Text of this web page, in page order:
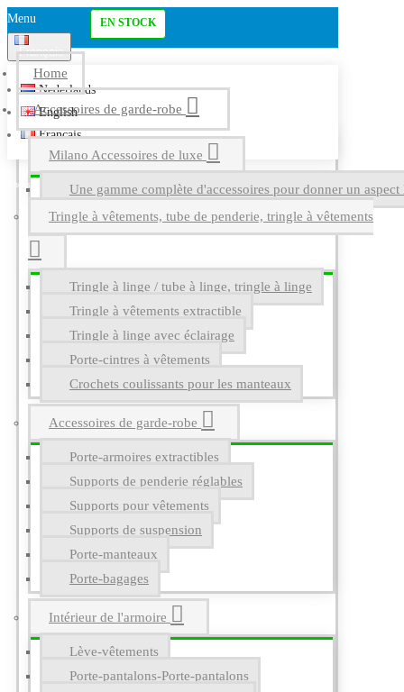
Menu
Français
Nederlands
English
Français
Home
Accessoires de garde-robe
Milano Accessoires de luxe
Une gamme complète d'accessoires pour donner un
Tringle à vêtements, tube de penderie, tringle à vêtements
Tringle à linge / tube à linge, tringle à linge
Tringle à vêtements extractible
Tringle à linge avec éclairage
Porte-cintres à vêtements
Crochets coulissants pour les manteaux
Accessoires de garde-robe
Porte-armoires extractibles
Supports de penderie réglables
Supports pour vêtements
Supports de suspension
Porte-manteaux
Porte-bagages
Intérieur de l'armoire
Lève-vêtements
Porte-pantalons-Porte-pantalons
EN STOCK